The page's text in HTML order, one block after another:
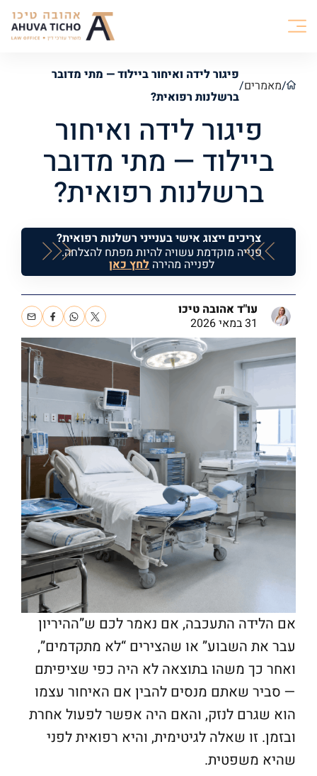
/מאמרים/
פיגור לידה ואיחור ביילוד — מתי מדובר
ברשלנות רפואית?
פיגור לידה ואיחור
ביילוד — מתי מדובר
ברשלנות רפואית?
צריכים ייצוג אישי בענייני רשלנות רפואית?
פנייה מוקדמת עשויה להיות מפתח להצלחה.
לפנייה מהירה לחץ כאן
עו"ד אהובה טיכו
31 במאי 2026
אם הלידה התעכבה, אם נאמר לכם ש”ההיריון
עבר את השבוע” או שהצירים “לא מתקדמים”,
ואחר כך משהו בתוצאה לא היה כפי שציפיתם
— סביר שאתם מנסים להבין אם האיחור עצמו
הוא שגרם לנזק, והאם היה אפשר לפעול אחרת
ובזמן. זו שאלה לגיטימית, והיא רפואית לפני
שהיא משפטית.